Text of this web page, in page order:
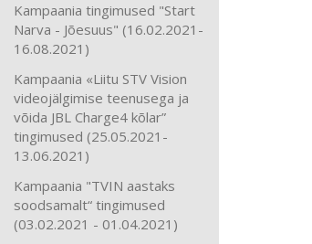
Kampaania tingimused "Start
Narva - Jõesuus" (16.02.2021-
16.08.2021)
Kampaania «Liitu STV Vision
videojälgimise teenusega ja
võida JBL Charge4 kõlar”
tingimused (25.05.2021-
13.06.2021)
Kampaania "TVIN aastaks
soodsamalt“ tingimused
(03.02.2021 - 01.04.2021)